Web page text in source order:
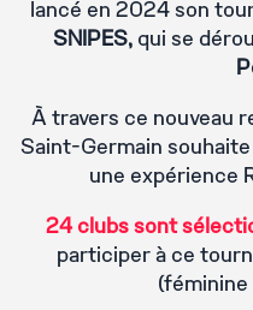
lancé en 2024 son
SNIPES, qui se
À travers ce nouveau
Saint-Germain
une expérience
24 clubs sont
participer à ce
(féminine